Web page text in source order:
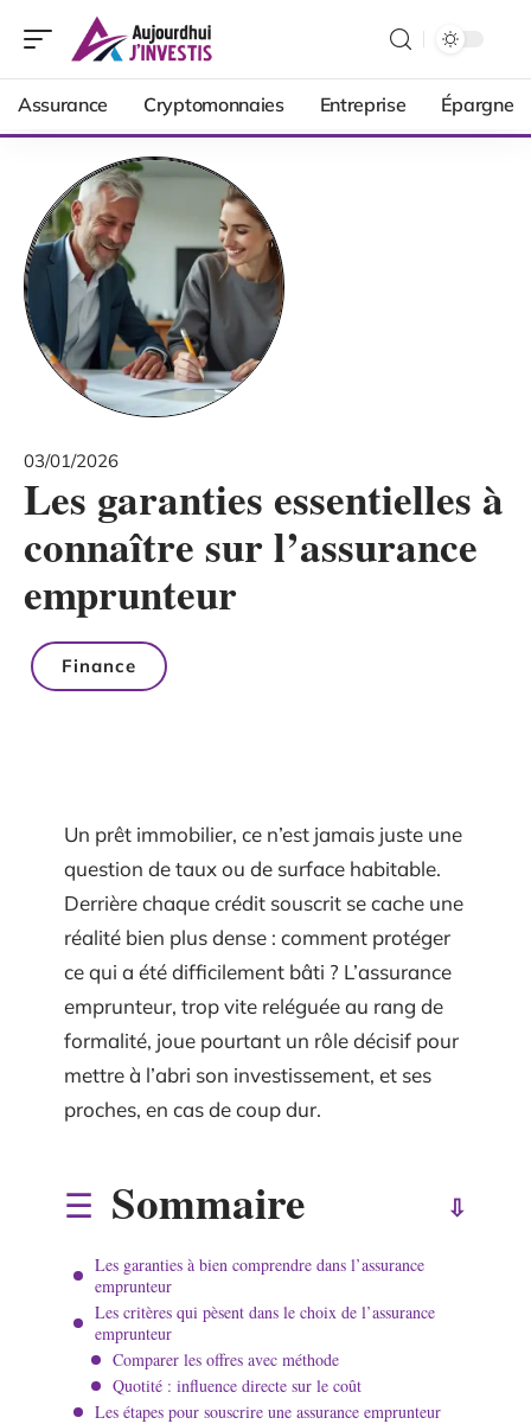
Assurance Cryptomonnaies Entreprise Épargne
03/01/2026
Les garanties essentielles à
connaître sur l’assurance
emprunteur
Finance
Un prêt immobilier, ce n’est jamais juste une
question de taux ou de surface habitable.
Derrière chaque crédit souscrit se cache une
réalité bien plus dense : comment protéger
ce qui a été difficilement bâti ? L’assurance
emprunteur, trop vite reléguée au rang de
formalité, joue pourtant un rôle décisif pour
mettre à l’abri son investissement, et ses
proches, en cas de coup dur.
Sommaire
Les garanties à bien comprendre dans l’assurance
emprunteur
Les critères qui pèsent dans le choix de l’assurance
emprunteur
Comparer les offres avec méthode
Quotité : influence directe sur le coût
Les étapes pour souscrire une assurance emprunteur